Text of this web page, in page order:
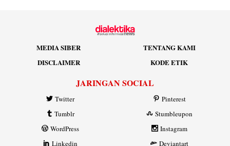
MEDIA SIBER
TENTANG KAMI
DISCLAIMER
KODE ETIK
JARINGAN SOCIAL
Twitter
Pinterest
Tumblr
Stumbleupon
WordPress
Instagram
Linkedin
Deviantart